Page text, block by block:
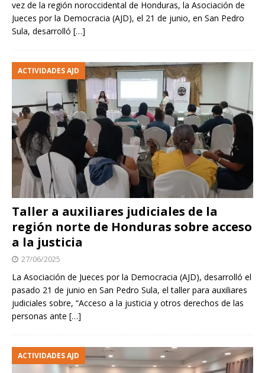
vez de la región noroccidental de Honduras, la Asociación de
Jueces por la Democracia (AJD), el 21 de junio, en San Pedro
Sula, desarrolló […]
ACTIVIDADES AJD
Taller a auxiliares judiciales de la
región norte de Honduras sobre acceso
a la justicia
27/06/2025
La Asociación de Jueces por la Democracia (AJD), desarrolló el
pasado 21 de junio en San Pedro Sula, el taller para auxiliares
judiciales sobre, “Acceso a la justicia y otros derechos de las
personas ante […]
ACTIVIDADES AJD